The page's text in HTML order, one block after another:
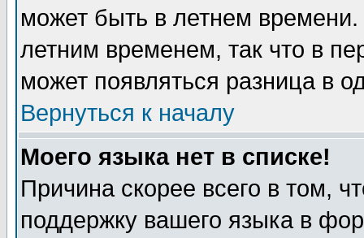
может быть в летнем
летним временем, так что в
может появляться разница в
Вернуться к началу
Моего языка нет в списке!
Причина скорее всего в том,
поддержку вашего языка в